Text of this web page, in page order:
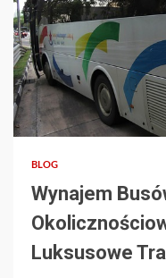
3 min read
BLOG
Wynajem
Luksusowe